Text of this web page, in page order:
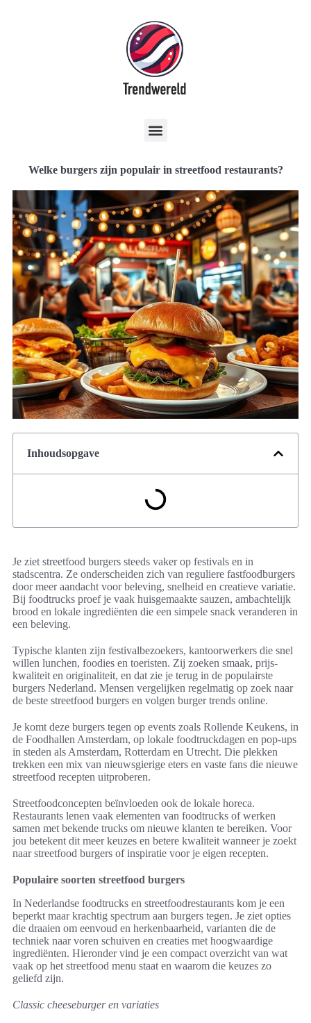
Welke burgers zijn populair in streetfood restaurants?
Inhoudsopgave
Je ziet streetfood burgers steeds vaker op festivals en in
stadscentra. Ze onderscheiden zich van reguliere fastfoodburgers
door meer aandacht voor beleving, snelheid en creatieve variatie.
Bij foodtrucks proef je vaak huisgemaakte sauzen, ambachtelijk
brood en lokale ingrediënten die een simpele snack veranderen in
een beleving.
Typische klanten zijn festivalbezoekers, kantoorwerkers die snel
willen lunchen, foodies en toeristen. Zij zoeken smaak, prijs-
kwaliteit en originaliteit, en dat zie je terug in de populairste
burgers Nederland. Mensen vergelijken regelmatig op zoek naar
de beste streetfood burgers en volgen burger trends online.
Je komt deze burgers tegen op events zoals Rollende Keukens, in
de Foodhallen Amsterdam, op lokale foodtruckdagen en pop-ups
in steden als Amsterdam, Rotterdam en Utrecht. Die plekken
trekken een mix van nieuwsgierige eters en vaste fans die nieuwe
streetfood recepten uitproberen.
Streetfoodconcepten beïnvloeden ook de lokale horeca.
Restaurants lenen vaak elementen van foodtrucks of werken
samen met bekende trucks om nieuwe klanten te bereiken. Voor
jou betekent dit meer keuzes en betere kwaliteit wanneer je zoekt
naar streetfood burgers of inspiratie voor je eigen recepten.
Populaire soorten streetfood burgers
In Nederlandse foodtrucks en streetfoodrestaurants kom je een
beperkt maar krachtig spectrum aan burgers tegen. Je ziet opties
die draaien om eenvoud en herkenbaarheid, varianten die de
techniek naar voren schuiven en creaties met hoogwaardige
ingrediënten. Hieronder vind je een compact overzicht van wat
vaak op het streetfood menu staat en waarom die keuzes zo
geliefd zijn.
Classic cheeseburger en variaties